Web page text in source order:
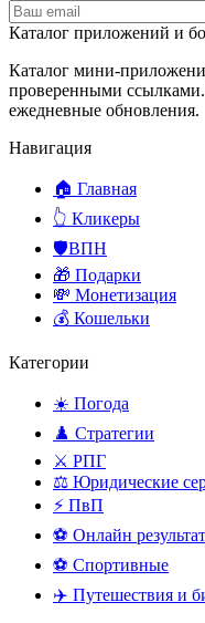
Каталог приложений и
Каталог мини-
проверенными
ежедневные обновления.
Навигация
🏠 Главная
👆 Кликеры
🛡️ВПН
🎁 Подарки
💸 Монетизация
💰 Кошельки
Категории
☀️ Погода
♟️ Стратегии
⚔️ РПГ
⚖️ Юридические
⚡ ПвП
⚽ Онлайн
⚽ Спортивные
✈️ Путешествия и